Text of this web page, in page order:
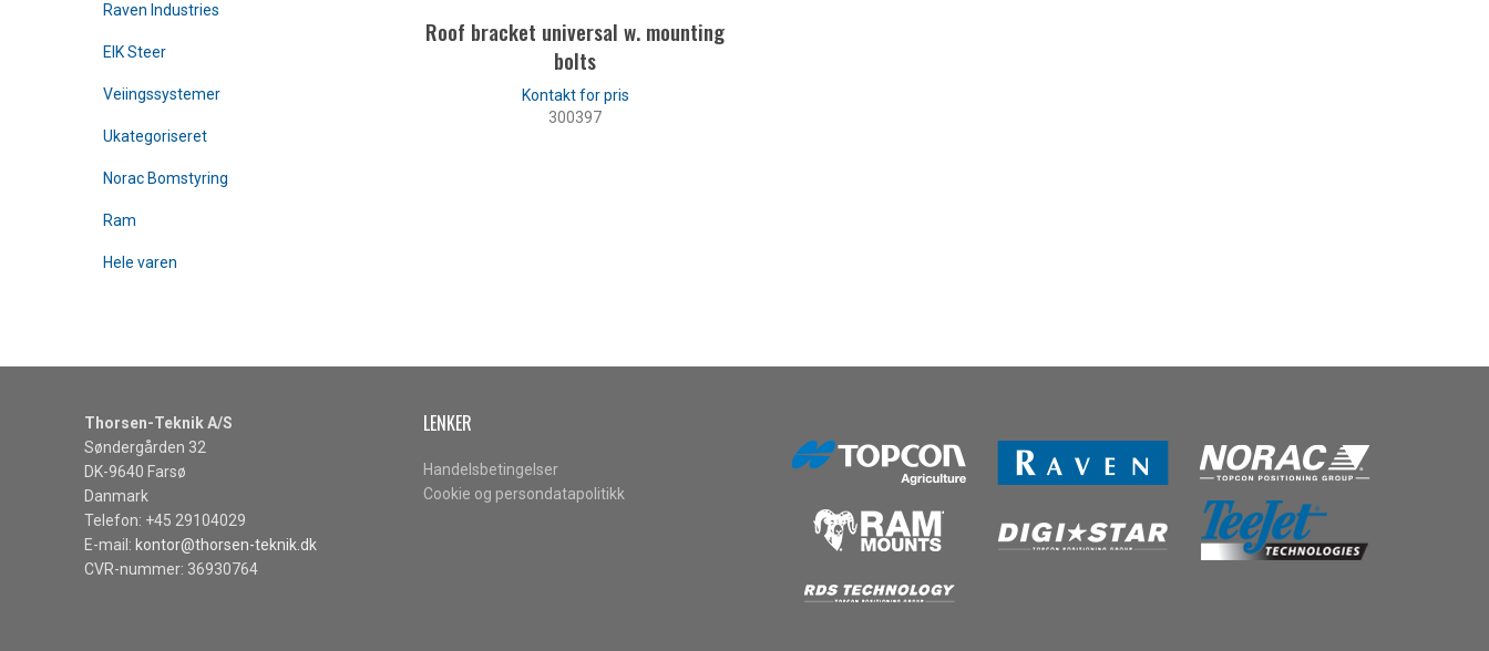
Raven Industries
EIK Steer
Veiingssystemer
Ukategoriseret
Norac Bomstyring
Ram
Hele varen
Roof bracket universal w. mounting
bolts
300397
Thorsen-Teknik A/S
Søndergården 32
DK-9640 Farsø
Danmark
Telefon: +45 29104029
E-mail: kontor@thorsen-teknik.dk
CVR-nummer: 36930764
LENKER
Handelsbetingelser
Cookie og persondatapolitikk